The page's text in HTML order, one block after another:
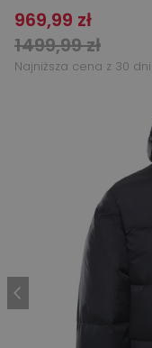
969,99 zł
1499,99 zł
Najniższa cena z 30